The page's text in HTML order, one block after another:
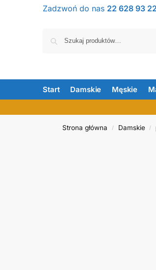
Zadzwoń do nas 22 628 93 22
Start Damskie Męskie
Strona główna / Damskie /